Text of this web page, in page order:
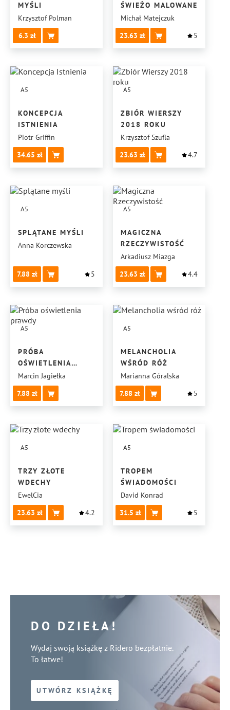
MYŚLI
Krzysztof Polman
6.3
ŚWIEŻO MALOWANE
Michał Matejczuk
23.63
5
A5
KONCEPCJA
ISTNIENIA
Piotr Griffin
34.65
A5
ZBIÓR WIERSZY
2018 ROKU
Krzysztof Szufla
23.63
4.7
A5
SPLĄTANE MYŚLI
Anna Korczewska
7.88 5
A5
MAGICZNA
RZECZYWISTOŚĆ
Arkadiusz Miazga
23.63
4.4
A5
PRÓBA
OŚWIETLENIA
PRAWDY
Marcin Jagiełka
7.88
A5
MELANCHOLIA
WŚRÓD RÓŻ
Marianna Góralska
7.88
5
A5
TRZY ZŁOTE
WDECHY
EwelCia
23.63
4.2
A5
TROPEM
ŚWIADOMOŚCI
David Konrad
31.5
5
DO DZIEŁA!
Wydaj swoją książkę z Ridero bezpłatnie.
To łatwe!
UTWÓRZ KSIĄŻKĘ